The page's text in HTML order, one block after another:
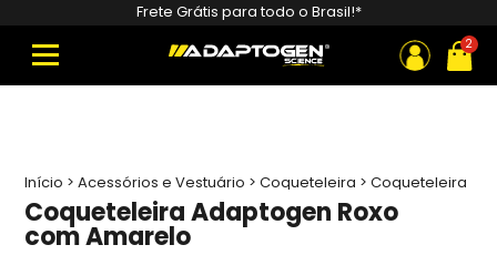
Frete Grátis para todo o Brasil!*
ou
produtos
Início >Acessórios e Vestuário >Coqueteleira >Coqueteleira
Adaptogen Roxo com Amarelo
Coqueteleira Adaptogen Roxo
com Amarelo